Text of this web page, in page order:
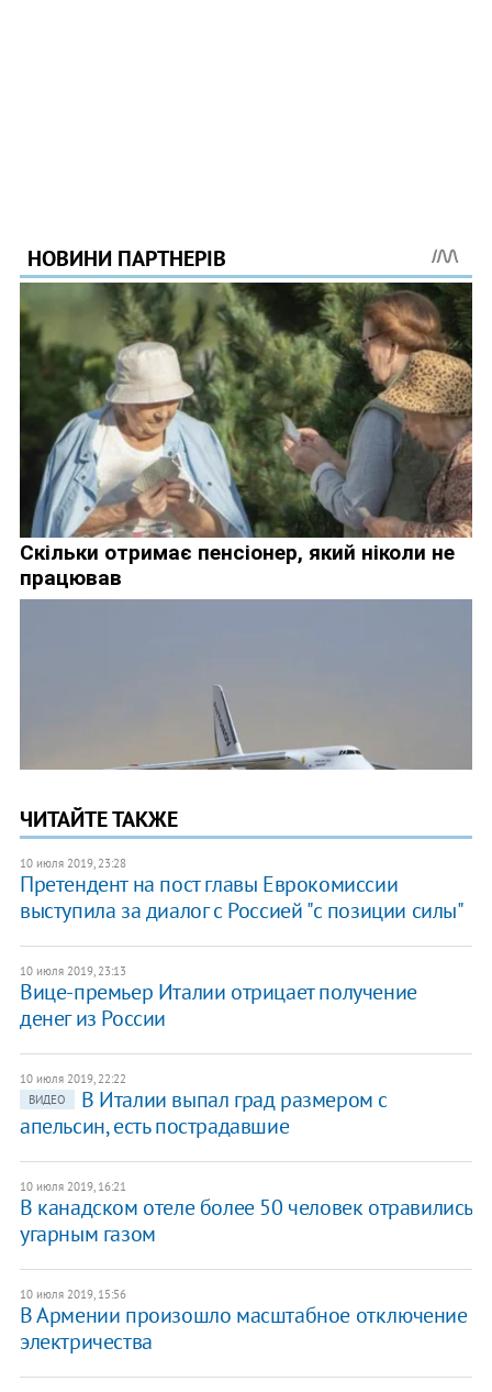
ЧИТАЙТЕ ТАКЖЕ
10 июля 2019, 23:28
Претендент на пост главы Еврокомиссии
выступила за диалог с Россией "с позиции силы"
10 июля 2019, 23:13
Вице-премьер Италии отрицает получение
денег из России
10 июля 2019, 22:22
ВИДЕО
В Италии выпал град размером с
апельсин, есть пострадавшие
10 июля 2019, 16:21
В канадском отеле более 50 человек отравились
угарным газом
10 июля 2019, 15:56
В Армении произошло масштабное отключение
электричества